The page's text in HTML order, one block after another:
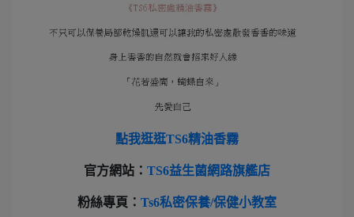
點我逛逛TS6精油香霧
官方網站： TS6益生菌網路旗艦店
粉絲專頁： Ts6私密保養/保健小教室